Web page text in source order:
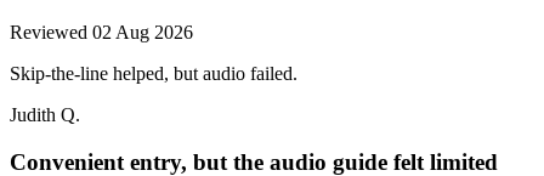
Reviewed 02 Aug 2026
Skip-the-line helped, but audio failed.
Judith Q.
Convenient entry, but the audio guide felt limited